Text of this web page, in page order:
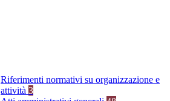
Riferimenti normativi su organizzazione e
attività 3